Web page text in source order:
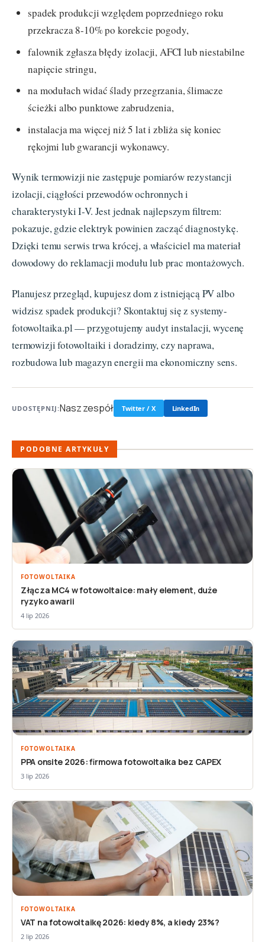
spadek produkcji względem poprzedniego roku
przekracza 8-10% po korekcie pogody,
falownik zgłasza błędy izolacji, AFCI lub niestabilne
napięcie stringu,
na modułach widać ślady przegrzania, ślimacze
ścieżki albo punktowe zabrudzenia,
instalacja ma więcej niż 5 lat i zbliża się koniec
rękojmi lub gwarancji wykonawcy.
Wynik termowizji nie zastępuje pomiarów rezystancji
izolacji, ciągłości przewodów ochronnych i
charakterystyki I-V. Jest jednak najlepszym filtrem:
pokazuje, gdzie elektryk powinien zacząć diagnostykę.
Dzięki temu serwis trwa krócej, a właściciel ma materiał
dowodowy do reklamacji modułu lub prac montażowych.
Planujesz przegląd, kupujesz dom z istniejącą PV albo
widzisz spadek produkcji? Skontaktuj się z systemy-
fotowoltaika.pl — przygotujemy audyt instalacji, wycenę
termowizji fotowoltaiki i doradzimy, czy naprawa,
rozbudowa lub magazyn energii ma ekonomiczny sens.
UDOSTĘPNIJ:Nasz zespół Twitter / X LinkedIn
PODOBNE ARTYKUŁY
FOTOWOLTAIKA
Złącza MC4 w fotowoltaice: mały element, duże
ryzyko awarii
4 lip 2026
FOTOWOLTAIKA
PPA onsite 2026: firmowa fotowoltaika bez CAPEX
3 lip 2026
FOTOWOLTAIKA
VAT na fotowoltaikę 2026: kiedy 8%, a kiedy 23%?
2 lip 2026